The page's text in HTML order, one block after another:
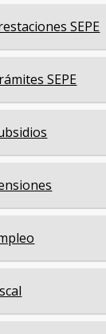
SEPE
SEPE